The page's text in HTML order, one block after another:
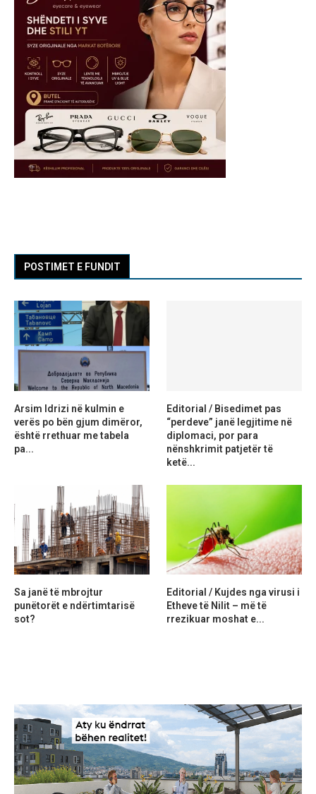
POSTIMET E FUNDIT
Arsim Idrizi në kulmin e
verës po bën gjum dimëror,
është rrethuar me tabela
pa...
Editorial / Bisedimet pas
“perdeve” janë legjitime në
diplomaci, por para
nënshkrimit patjetër të
ketë...
Sa janë të mbrojtur
punëtorët e ndërtimtarisë
sot?
Editorial / Kujdes nga virusi i
Etheve të Nilit – më të
rrezikuar moshat e...